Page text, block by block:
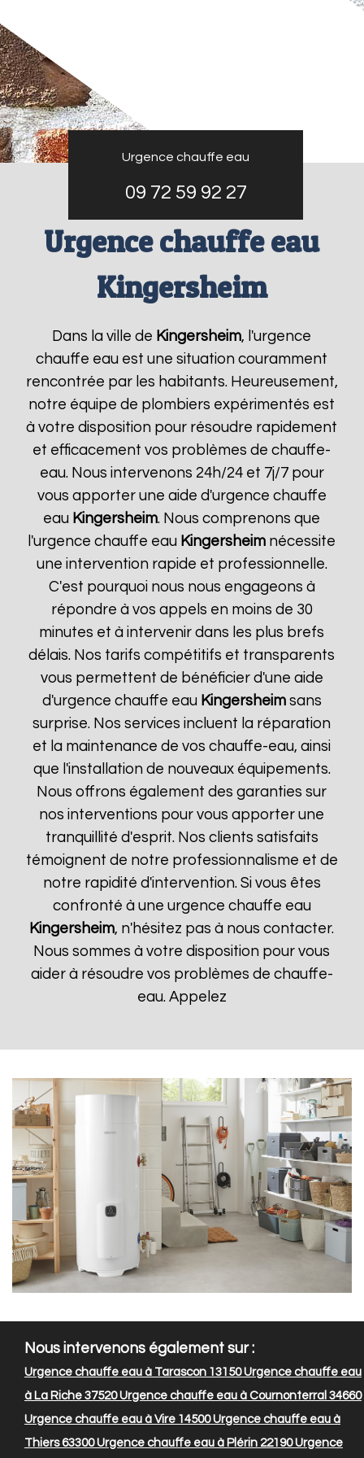
Urgence chauffe eau
09 72 59 92 27
Urgence chauffe eau
Kingersheim
Dans la ville de Kingersheim, l'urgence
chauffe eau est une situation couramment
rencontrée par les habitants. Heureusement,
notre équipe de plombiers expérimentés est
à votre disposition pour résoudre rapidement
et efficacement vos problèmes de chauffe-
eau. Nous intervenons 24h/24 et 7j/7 pour
vous apporter une aide d'urgence chauffe
eau Kingersheim. Nous comprenons que
l'urgence chauffe eau Kingersheim nécessite
une intervention rapide et professionnelle.
C'est pourquoi nous nous engageons à
répondre à vos appels en moins de 30
minutes et à intervenir dans les plus brefs
délais. Nos tarifs compétitifs et transparents
vous permettent de bénéficier d'une aide
d'urgence chauffe eau Kingersheimsans
surprise. Nos services incluent la réparation
et la maintenance de vos chauffe-eau, ainsi
que l'installation de nouveaux équipements.
Nous offrons également des garanties sur
nos interventions pour vous apporter une
tranquillité d'esprit. Nos clients satisfaits
témoignent de notre professionnalisme et de
notre rapidité d'intervention. Si vous êtes
confronté à une urgence chauffe eau
Kingersheim, n'hésitez pas à nous contacter.
Nous sommes à votre disposition pour vous
aider à résoudre vos problèmes de chauffe-
eau. Appelez
Nous intervenons également sur :
Urgence chauffe eau à Tarascon 13150Urgence chauffe eau
à La Riche 37520Urgence chauffe eau à Cournonterral 34660
Urgence chauffe eau à Vire 14500Urgence chauffe eau à
Thiers 63300Urgence chauffe eau à Plérin 22190Urgence